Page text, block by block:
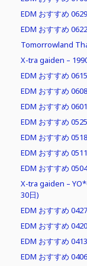
EDM おすすめ
EDM おすすめ
Tomorrowland
X-tra gaiden –
EDM おすすめ
EDM おすすめ
EDM おすすめ
EDM おすすめ
EDM おすすめ
EDM おすすめ
EDM おすすめ
X-tra gaiden –
30日)
EDM おすすめ
EDM おすすめ
EDM おすすめ
EDM おすすめ